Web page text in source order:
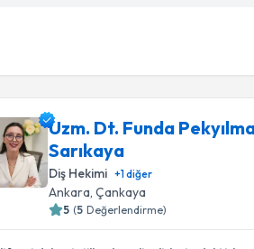
Uzm. Dt. Funda
Sarıkaya
Diş Hekimi +1diğer
Ankara , Çankaya
5 (5 Değerlendirme)